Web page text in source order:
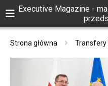
Executive Magazine -
Strona główna Transfery